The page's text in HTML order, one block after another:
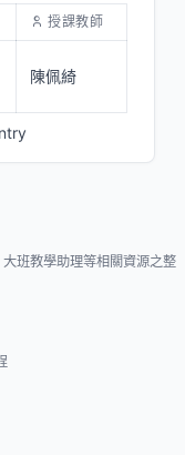
授課教師
陳佩綺
班教學助理等相關資源之整